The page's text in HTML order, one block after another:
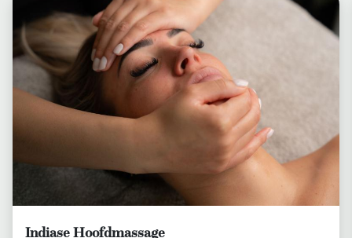
Indiase Hoofdmassage